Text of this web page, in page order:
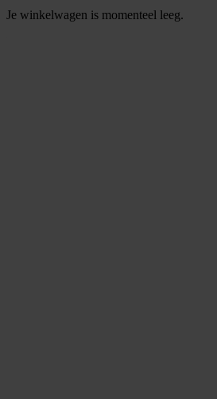
Je winkelwagen is momenteel leeg.